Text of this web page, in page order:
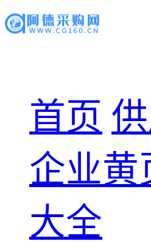
首页
企业黄
大全